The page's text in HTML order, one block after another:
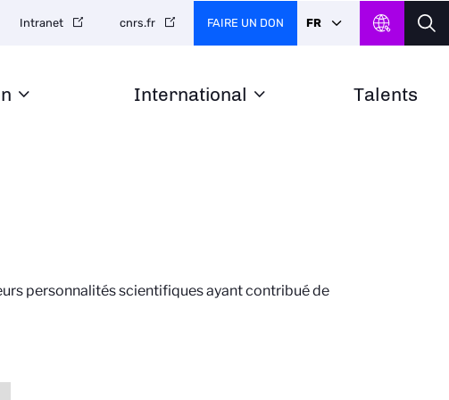
International Talents
Intranet cnrs.fr FAIRE UN DON FR
personnalités scientifiques ayant contribué de